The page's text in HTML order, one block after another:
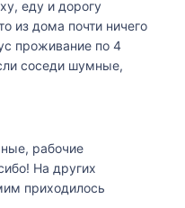
еду и дорогу
из дома почти ничего
проживание по 4
соседи шумные,
рабочие
На других
приходилось